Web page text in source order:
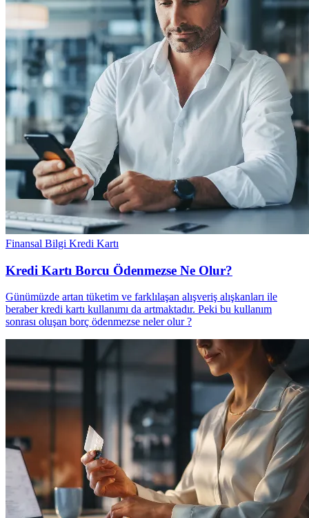
Finansal Bilgi Kredi Kartı
Kredi Kartı Borcu Ödenmezse Ne Olur?
Günümüzde artan tüketim ve farklılaşan alışveriş alışkanları ile
beraber kredi kartı kullanımı da artmaktadır. Peki bu kullanım
sonrası oluşan borç ödenmezse neler olur ?